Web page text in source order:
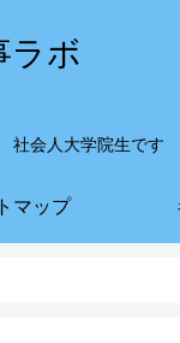
ラボ
社会人大学院生です
マップ